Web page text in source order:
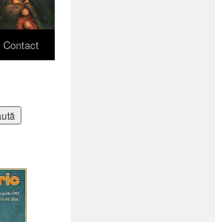
Contact